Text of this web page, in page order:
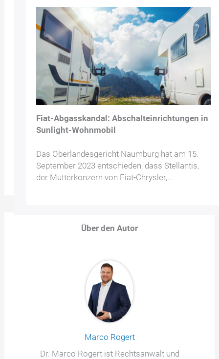
Fiat-Abgasskandal: Abschalteinrichtungen in
Sunlight-Wohnmobil
Das Oberlandesgericht Naumburg hat am 15.
September 2023 entschieden, dass Stellantis,
der Mutterkonzern von Fiat-Chrysler,…
Über den Autor
Marco Rogert
Dr. Marco Rogert ist Rechtsanwalt und